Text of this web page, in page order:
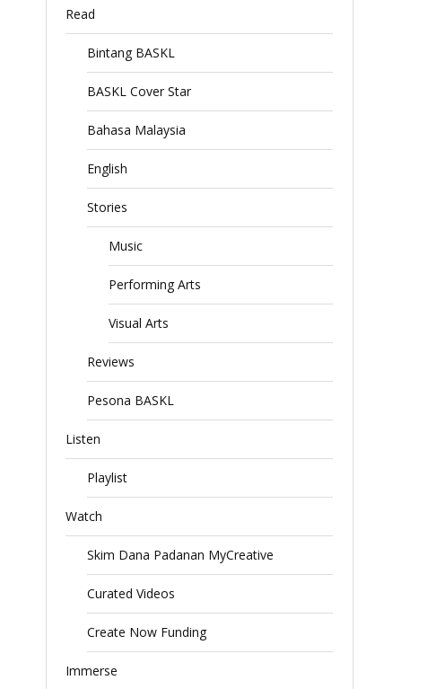
Read
Bintang BASKL
BASKL Cover Star
Bahasa Malaysia
English
Stories
Music
Performing Arts
Visual Arts
Reviews
Pesona BASKL
Listen
Playlist
Watch
Skim Dana Padanan MyCreative
Curated Videos
Create Now Funding
Immerse